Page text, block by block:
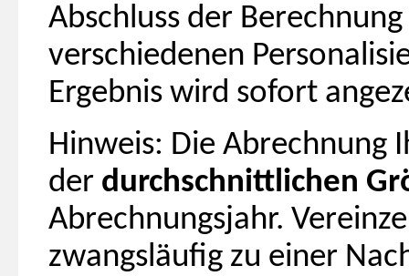
Abschluss der
verschiedenen
Ergebnis wird sofort
Hinweis: Die Abrechnung
der durchschnittlichen
Abrechnungsjahr.
zwangsläufig zu einer